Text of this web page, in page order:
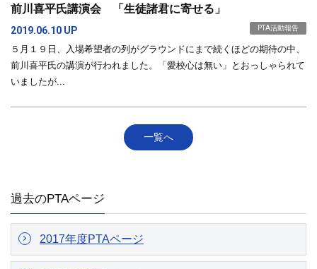
前川喜平氏講演会 「生徒諸君に寄せる」
2019.06.10 UP PTA活動報告
５月１９日、入場希望者の列がグラウンドにまで続くほどの期待の中、
前川喜平氏の講演が行われました。「愛校心は無い」とおっしゃられて
いましたが...
一覧へ
過去のPTAページ
2017年度PTAページ